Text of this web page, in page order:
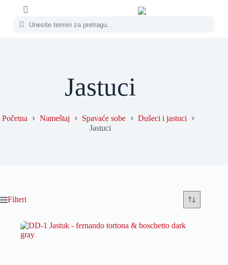
Jastuci
Početna Nameštaj Spavaće sobe
Dušeci i jastuci
Jastuci
Filteri